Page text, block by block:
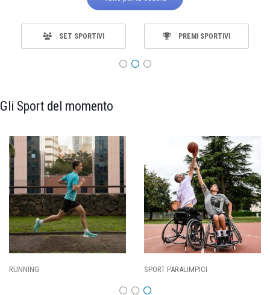
SET SPORTIVI PREMI SPORTIVI
Gli Sport del momento
SPORT PARALIMPICI